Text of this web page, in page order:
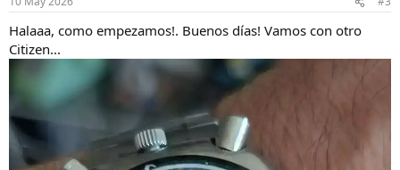
e
:
Halaaa, como empezamos!. Buenos días! Vamos con otro
Citizen...